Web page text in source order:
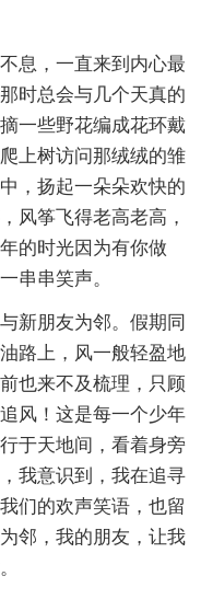
息，一直来到内心最
时总会与几个天真的
一些野花编成花环戴
上树访问那绒绒的雏
，扬起一朵朵欢快的
风筝飞得老高老高，
的时光因为有你做
串串笑声。
新朋友为邻。假期同
路上，风一般轻盈地
也来不及梳理，只顾
风！这是每一个少年
于天地间，看着身旁
我意识到，我在追寻
们的欢声笑语，也留
邻，我的朋友，让我